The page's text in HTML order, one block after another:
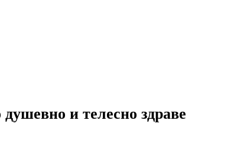
и телесно здраве